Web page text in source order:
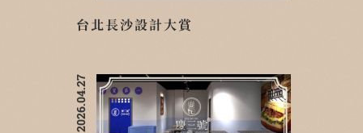
台北長沙設計大賞
2026.04.27